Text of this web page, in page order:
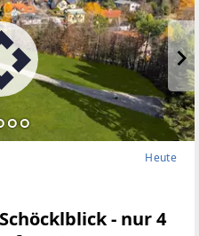
Heute
- nur 4